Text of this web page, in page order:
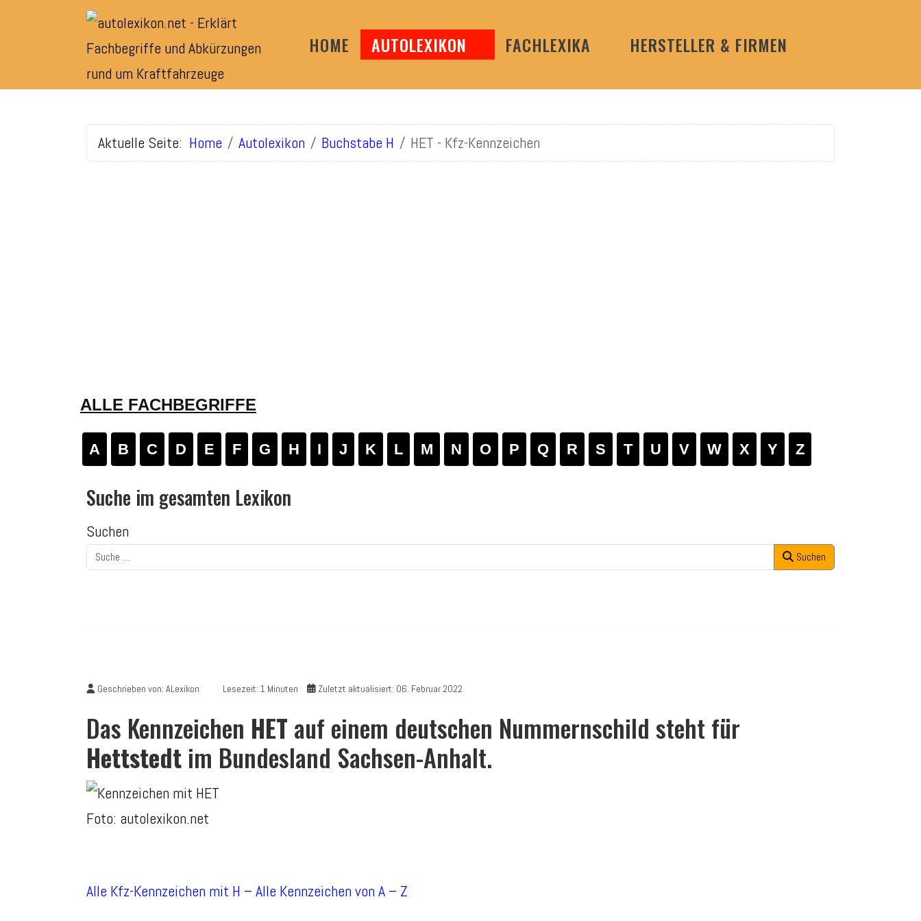
HOME AUTOLEXIKON FACHLEXIKA HERSTELLER & FIRMEN
Aktuelle Seite: Home Autolexikon Buchstabe H HET - Kfz-Kennzeichen
ALLE FACHBEGRIFFE
A B C D E F G H I J K L M N O P Q R S T U V W X Y Z
Suche im gesamten Lexikon
Suchen
Suchen
Geschrieben von: ALexikon Lesezeit: 1 Minuten Zuletzt aktualisiert: 06. Februar 2022
Das Kennzeichen HET auf einem deutschen Nummernschild steht für
Hettstedt im Bundesland Sachsen-Anhalt.
Foto: autolexikon.net
Alle Kfz-Kennzeichen mit H – Alle Kennzeichen von A – Z